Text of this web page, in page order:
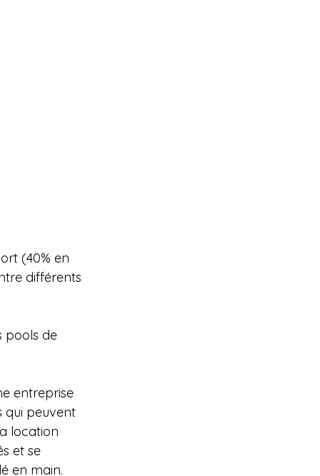
(40% en
différents
pools de
entreprise
qui peuvent
location
et se
en main.